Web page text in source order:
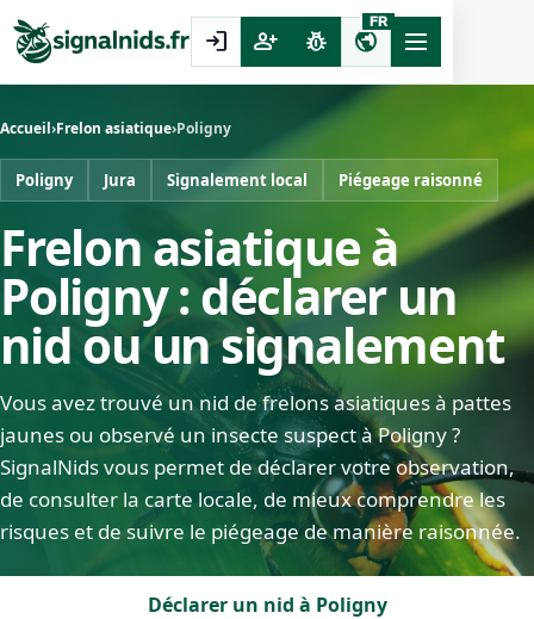
login person_add pest_control public
FR
Accueil›Frelon asiatique›Poligny
Poligny Jura Signalement local Piégeage raisonné
Frelon asiatique à
Poligny : déclarer un
nid ou un signalement
Vous avez trouvé un nid de frelons asiatiques à pattes
jaunes ou observé un insecte suspect à Poligny ?
SignalNids vous permet de déclarer votre observation,
de consulter la carte locale, de mieux comprendre les
risques et de suivre le piégeage de manière raisonnée.
Déclarer un nid à Poligny